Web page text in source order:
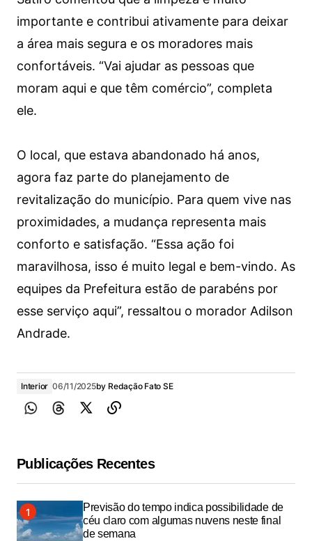
importante e contribui ativamente para deixar
a área mais segura e os moradores mais
confortáveis. “Vai ajudar as pessoas que
moram aqui e que têm comércio”, completa
ele.
O local, que estava abandonado há anos,
agora faz parte do planejamento de
revitalização do município. Para quem vive nas
proximidades, a mudança representa mais
conforto e satisfação. “Essa ação foi
maravilhosa, isso é muito legal e bem-vindo. As
equipes da Prefeitura estão de parabéns por
esse serviço aqui”, ressaltou o morador Adilson
Andrade.
Interior 06/11/2025by Redação Fato SE
Publicações Recentes
Previsão do tempo indica possibilidade de
céu claro com algumas nuvens neste final
de semana